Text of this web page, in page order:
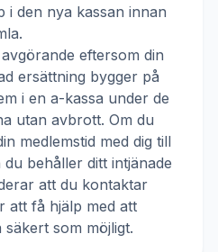
i den nya kassan innan
eftersom din
ersättning bygger på
i en a-kassa under de
utan avbrott. Om du
medlemstid med dig till
behåller ditt intjänade
att du kontaktar
att få hjälp med att
som möjligt.